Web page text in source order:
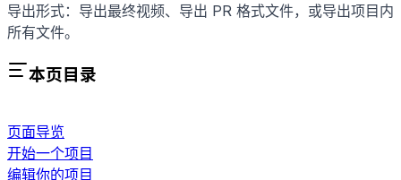
导出形式：导出最终视频、导出 PR 格式文件，或导出项目内
所有文件。
本页目录
页面导览
开始一个项目
编辑你的项目